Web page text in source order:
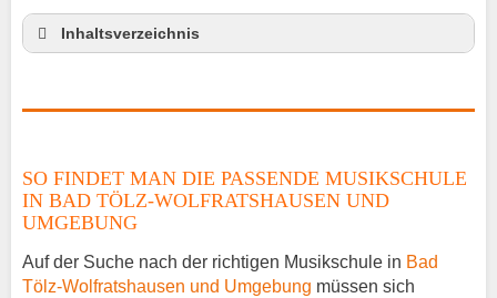
Inhaltsverzeichnis
Gitarrenunterricht Sachsenkam
Musiklehrer Stellenangebote – Sachsenkam
SO FINDET MAN DIE PASSENDE MUSIKSCHULE
IN BAD TÖLZ-WOLFRATSHAUSEN UND
UMGEBUNG
Auf der Suche nach der richtigen Musikschule in Bad
Tölz-Wolfratshausen und Umgebung müssen sich